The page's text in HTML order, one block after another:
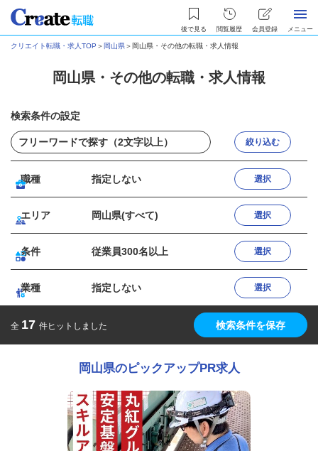
後で見る 閲覧履歴 会員登録 メニュー
クリエイト転職・求人TOP ＞ 岡山県＞ 岡山県・その他の転職・求人情報
岡山県・その他の転職・求人情報
検索条件の設定
絞り込む
職種 指定しない 選択
エリア 岡山県(すべて) 選択
条件 従業員300名以上 選択
業種 指定しない 選択
全 17 件ヒットしました 検索条件を保存
岡山県のピックアップPR求人